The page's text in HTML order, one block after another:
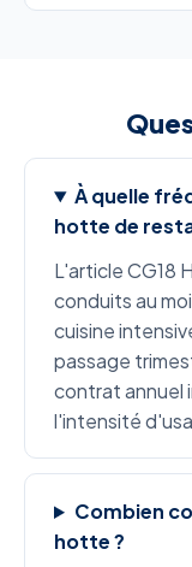
À quelle
hotte de
L'article CG18
conduits au
cuisine
passage
contrat annuel
l'intensité
Combien
hotte ?